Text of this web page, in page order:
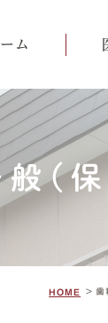
ム
医院紹
よく
般(
HOME 歯